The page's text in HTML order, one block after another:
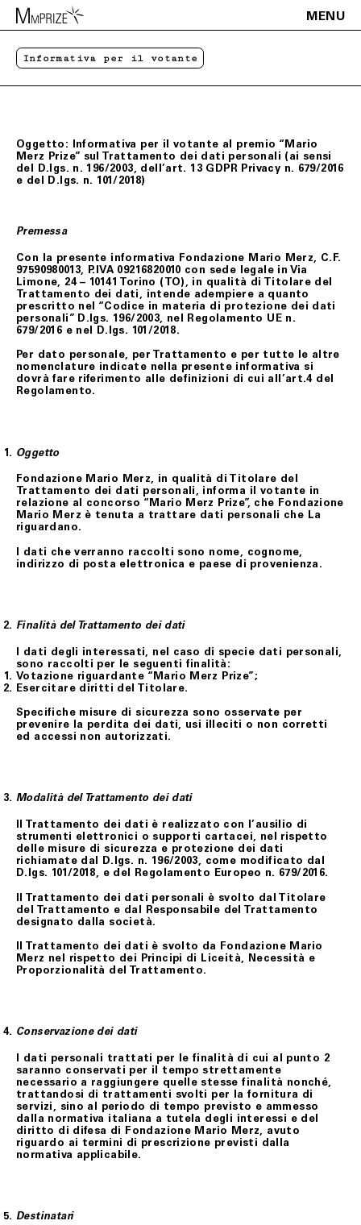
MENU
Informativa per il votante
Oggetto: Informativa per il votante al premio “Mario
Merz Prize” sul Trattamento dei dati personali (ai sensi
del D.lgs. n. 196/2003, dell’art. 13 GDPR Privacy n. 679/2016
e del D.lgs. n. 101/2018)
Premessa
Con la presente informativa Fondazione Mario Merz, C.F.
97590980013, P.IVA 09216820010 con sede legale in Via
Limone, 24 – 10141 Torino (TO), in qualità di Titolare del
Trattamento dei dati, intende adempiere a quanto
prescritto nel “Codice in materia di protezione dei dati
personali” D.lgs. 196/2003, nel Regolamento UE n.
679/2016 e nel D.lgs. 101/2018.
Per dato personale, per Trattamento e per tutte le altre
nomenclature indicate nella presente informativa si
dovrà fare riferimento alle definizioni di cui all’art.4 del
Regolamento.
Oggetto
Fondazione Mario Merz, in qualità di Titolare del
Trattamento dei dati personali, informa il votante in
relazione al concorso “Mario Merz Prize”, che Fondazione
Mario Merz è tenuta a trattare dati personali che La
riguardano.
I dati che verranno raccolti sono nome, cognome,
indirizzo di posta elettronica e paese di provenienza.
Finalità del Trattamento dei dati
I dati degli interessati, nel caso di specie dati personali,
sono raccolti per le seguenti finalità:
Votazione riguardante “Mario Merz Prize”;
Esercitare diritti del Titolare.
Specifiche misure di sicurezza sono osservate per
prevenire la perdita dei dati, usi illeciti o non corretti
ed accessi non autorizzati.
Modalità del Trattamento dei dati
Il Trattamento dei dati è realizzato con l’ausilio di
strumenti elettronici o supporti cartacei, nel rispetto
delle misure di sicurezza e protezione dei dati
richiamate dal D.lgs. n. 196/2003, come modificato dal
D.lgs. 101/2018, e del Regolamento Europeo n. 679/2016.
Il Trattamento dei dati personali è svolto dal Titolare
del Trattamento e dal Responsabile del Trattamento
designato dalla società.
Il Trattamento dei dati è svolto da Fondazione Mario
Merz nel rispetto dei Principi di Liceità, Necessità e
Proporzionalità del Trattamento.
Conservazione dei dati
I dati personali trattati per le finalità di cui al punto 2
saranno conservati per il tempo strettamente
necessario a raggiungere quelle stesse finalità nonché,
trattandosi di trattamenti svolti per la fornitura di
servizi, sino al periodo di tempo previsto e ammesso
dalla normativa italiana a tutela degli interessi e del
diritto di difesa di Fondazione Mario Merz, avuto
riguardo ai termini di prescrizione previsti dalla
normativa applicabile.
Destinatari